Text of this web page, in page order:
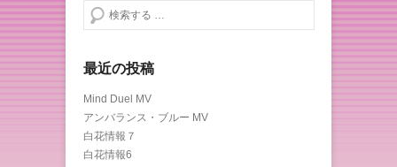
検索する
最近の投稿
Mind Duel MV
アンバランス・ブルー MV
白花情報７
白花情報6